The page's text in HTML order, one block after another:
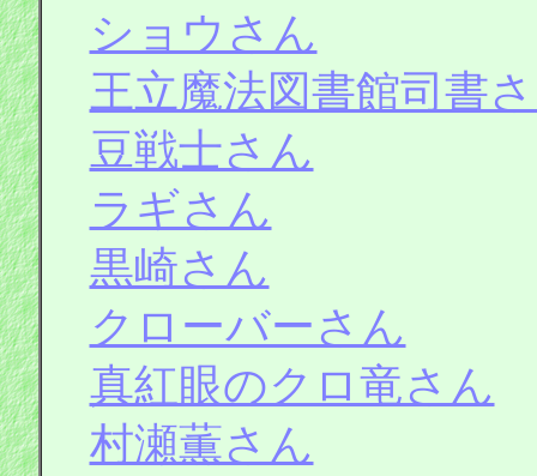
ショウさん
王立魔法図書館司書
豆戦士さん
ラギさん
黒崎さん
クローバーさん
真紅眼のクロ竜さん
村瀬薫さん